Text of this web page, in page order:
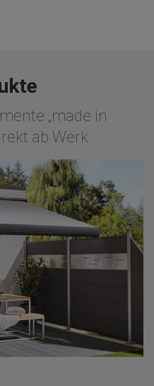
„made in
ab Werk